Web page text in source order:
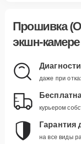
Прошивка
экшн-
даже при
курьером
Гарантия
на все виды